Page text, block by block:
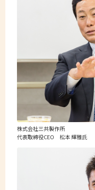
株式会社三共製作所
代表取締役CEO 松本 輝雅氏